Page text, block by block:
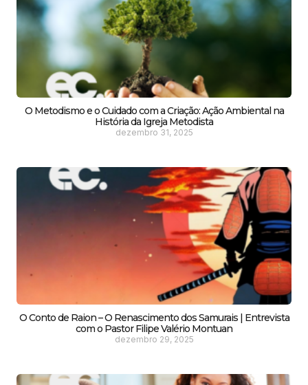
O Metodismo e o Cuidado com a Criação: Ação Ambiental na
História da Igreja Metodista
dezembro 31, 2025
O Conto de Raion – O Renascimento dos Samurais | Entrevista
com o Pastor Filipe Valério Montuan
dezembro 29, 2025